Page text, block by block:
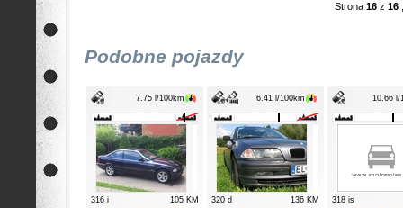
Strona 16 z 16
Podobne pojazdy
7.75 l/100km
316 i 105 KM
6.41 l/100km
320 d 136 KM
10.66 l/
318 is